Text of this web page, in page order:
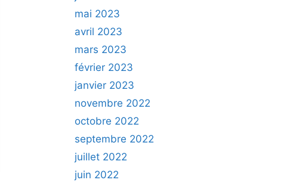
mai 2023
avril 2023
mars 2023
février 2023
janvier 2023
novembre 2022
octobre 2022
septembre 2022
juillet 2022
juin 2022